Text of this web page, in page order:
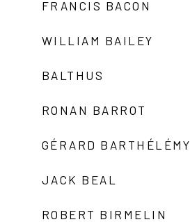
FRANCIS BACON
WILLIAM BAILEY
BALTHUS
RONAN BARROT
GÉRARD BARTHÉLÉMY
JACK BEAL
ROBERT BIRMELIN